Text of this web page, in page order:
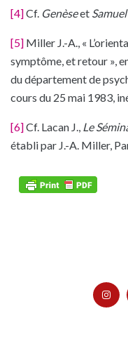
[4]Cf. Genèseet
[5] Miller J.-A., «
symptôme, et retour »,
du département de
cours du 25 mai 1983,
[6]Cf. Lacan J., Le
établi par J.-A. Miller,